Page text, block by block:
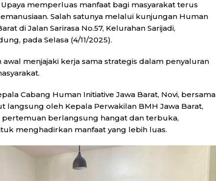
Upaya memperluas manfaat bagi masyarakat terus
Salah satunya melalui kunjungan Human
di Jalan Sarirasa No.57, Kelurahan Sarijadi,
pada Selasa (4/11/2025).
menjajaki kerja sama strategis dalam penyaluran
Cabang Human Initiative Jawa Barat, Novi, bersama
langsung oleh Kepala Perwakilan BMH Jawa Barat,
pertemuan berlangsung hangat dan terbuka,
menghadirkan manfaat yang lebih luas.